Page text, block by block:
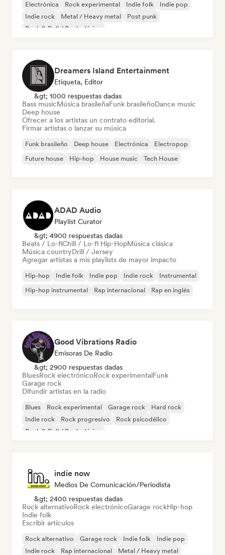
Electrónica Rock experimental Indie folk
Indie pop
Indie rock
Metal / Heavy metal
Post punk
Rock & Roll / Rock clásico
Dreamers Island Entertainment
Etiqueta, Editor
&gt; 1000 respuestas dadas
Bass musicMúsica brasileñaFunk brasileñoDance music
Deep house
Ofrecer a los artistas un contrato editorial.
Firmar artistas o lanzar su música
Funk brasileño Deep house Electrónica
Electropop
Future house
Hip-hop House music Tech House
ADAD Audio
Playlist Curator
&gt; 4900 respuestas dadas
Beats / Lo-fiChill / Lo-fi Hip-HopMúsica clásica
Música countryDrill / Jersey
Agregar artistas a mis playlists de mayor impacto
Hip-hop Indie folk Indie pop Indie rock
Instrumental
Hip-hop instrumental
Rap internacional Rap en inglés
Good Vibrations Radio
Emisoras De Radio
&gt; 2900 respuestas dadas
BluesRock electrónicoRock experimentalFunk
Garage rock
Difundir artistas en la radio
Blues Rock experimental Garage rock
Hard rock
Indie rock
Rock progresivo
Rock psicodélico
Rock & Roll / Rock clásico
indie now
Medios De Comunicación/Periodista
&gt; 2400 respuestas dadas
Rock alternativoRock electrónicoGarage rockHip-hop
Indie folk
Escribir artículos
Rock alternativo Garage rock Indie folk
Indie pop
Indie rock
Rap internacional
Metal / Heavy metal